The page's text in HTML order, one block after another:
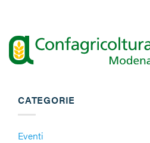
contenuti
CATEGORIE
Eventi